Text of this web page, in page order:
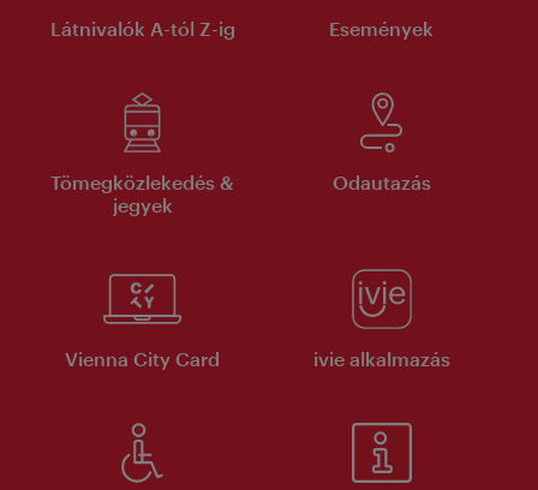
Látnivalók A-tól Z-ig Események
Tömegközlekedés &
jegyek
Odautazás
Vienna City Card ivie alkalmazás